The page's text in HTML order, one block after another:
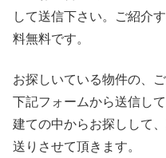
して送信下さい。ご紹介
料無料です。
お探しいている物件の、
下記フォームから送信し
建ての中からお探しして
送りさせて頂きます。